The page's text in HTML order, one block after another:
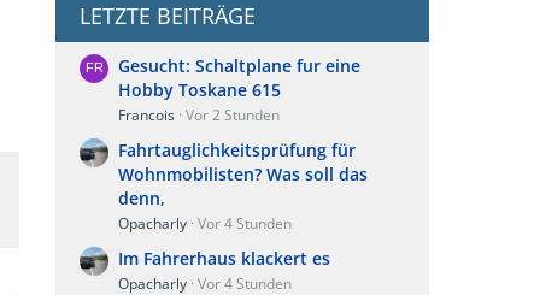
LETZTE BEITRÄGE
Gesucht: Schaltplane fur eine
Hobby Toskane 615
Francois Vor 2 Stunden
Fahrtauglichkeitsprüfung für
Wohnmobilisten? Was soll das
denn,
Opacharly Vor 4 Stunden
Im Fahrerhaus klackert es
Opacharly Vor 4 Stunden